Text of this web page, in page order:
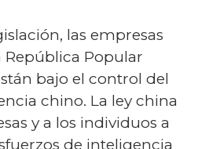
las empresas
Popular
bajo el control del
chino. La ley china
y a los individuos a
de inteligencia